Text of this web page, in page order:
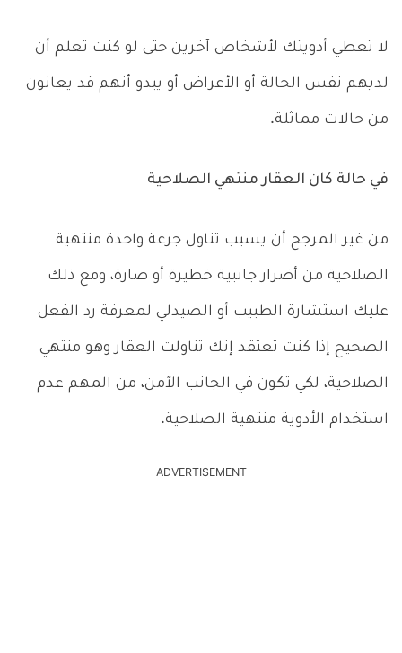
لا تعطي أدويتك لأشخاص آخرين حتى لو كنت تعلم أن
لديهم نفس الحالة أو الأعراض أو يبدو أنهم قد يعانون
من حالات مماثلة.
في حالة كان العقار منتهي الصلاحية
من غير المرجح أن يسبب تناول جرعة واحدة منتهية
الصلاحية من أضرار جانبية خطيرة أو ضارة، ومع ذلك
عليك استشارة الطبيب أو الصيدلي لمعرفة رد الفعل
الصحيح إذا كنت تعتقد إنك تناولت العقار وهو منتهي
الصلاحية، لكي تكون في الجانب الآمن، من المهم عدم
استخدام الأدوية منتهية الصلاحية.
ADVERTISEMENT